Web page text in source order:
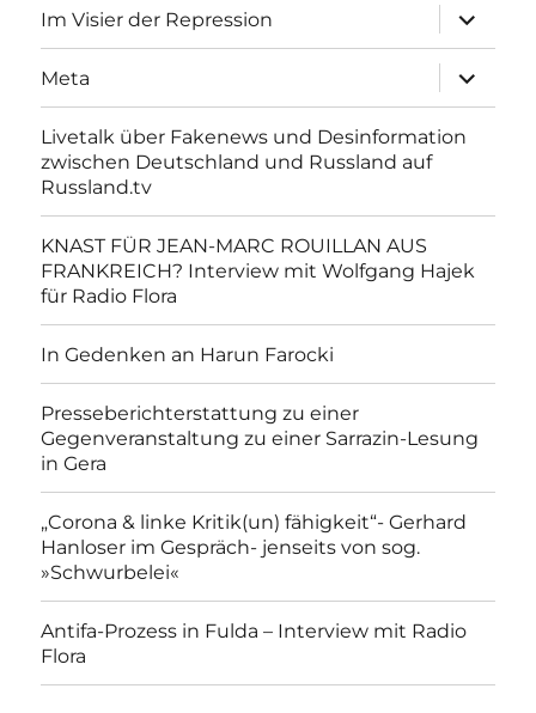
Im Visier der Repression
anzeigen
Meta
anzeigen
Livetalk über Fakenews und Desinformation
zwischen Deutschland und Russland auf
Russland.tv
KNAST FÜR JEAN-MARC ROUILLAN AUS
FRANKREICH? Interview mit Wolfgang Hajek
für Radio Flora
In Gedenken an Harun Farocki
Presseberichterstattung zu einer
Gegenveranstaltung zu einer Sarrazin-Lesung
in Gera
„Corona & linke Kritik(un) fähigkeit“- Gerhard
Hanloser im Gespräch- jenseits von sog.
»Schwurbelei«
Antifa-Prozess in Fulda – Interview mit Radio
Flora